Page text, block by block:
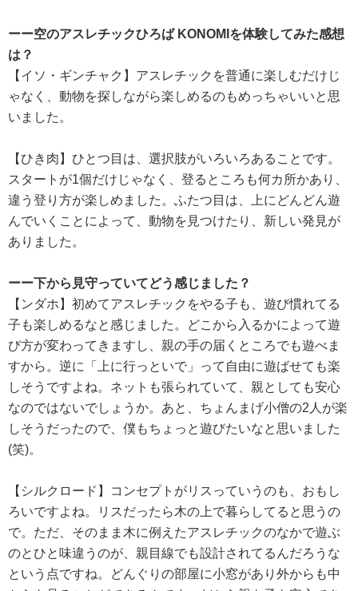
ーー空のアスレチックひろば KONOMIを体験してみた感想
は？
【イソ・ギンチャク】アスレチックを普通に楽しむだけじ
ゃなく、動物を探しながら楽しめるのもめっちゃいいと思
いました。
【ひき肉】ひとつ目は、選択肢がいろいろあることです。
スタートが1個だけじゃなく、登るところも何カ所かあり、
違う登り方が楽しめました。ふたつ目は、上にどんどん遊
んでいくことによって、動物を見つけたり、新しい発見が
ありました。
ーー下から見守っていてどう感じました？
【ンダホ】初めてアスレチックをやる子も、遊び慣れてる
子も楽しめるなと感じました。どこから入るかによって遊
び方が変わってきますし、親の手の届くところでも遊べま
すから。逆に「上に行っといで」って自由に遊ばせても楽
しそうですよね。ネットも張られていて、親としても安心
なのではないでしょうか。あと、ちょんまげ小僧の2人が楽
しそうだったので、僕もちょっと遊びたいなと思いました
(笑)。
【シルクロード】コンセプトがリスっていうのも、おもし
ろいですよね。リスだったら木の上で暮らしてると思うの
で。ただ、そのまま木に例えたアスレチックのなかで遊ぶ
のとひと味違うのが、親目線でも設計されてるんだろうな
という点ですね。どんぐりの部屋に小窓があり外からも中